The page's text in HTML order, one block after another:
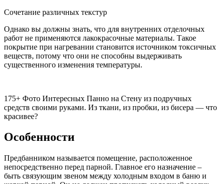
Сочетание различных текстур
Однако вы должны знать, что для внутренних отделочных
работ не применяются лакокрасочные материалы. Такое
покрытие при нагревании становится источником токсичных
веществ, потому что они не способны выдерживать
существенного изменения температуры.
175+ Фото Интересных Панно на Стену из подручных
средств своими руками. Из ткани, из пробки, из бисера — что
красивее?
Особенности
Предбанником называется помещение, расположенное
непосредственно перед парной. Главное его назначение –
быть связующим звеном между холодным входом в баню и